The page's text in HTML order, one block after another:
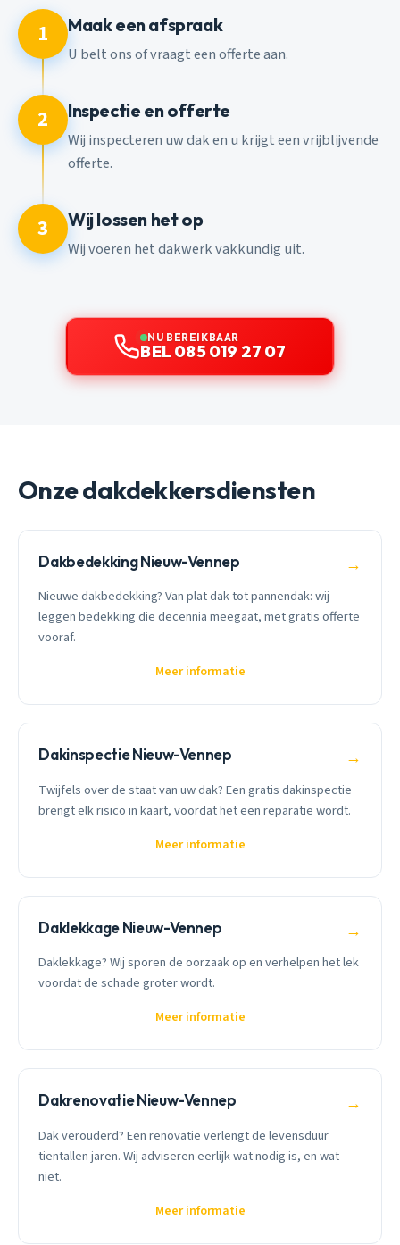
1 Maak een afspraak
U belt ons of vraagt een offerte aan.
2 Inspectie en offerte
Wij inspecteren uw dak en u krijgt een vrijblijvende
offerte.
3 Wij lossen het op
Wij voeren het dakwerk vakkundig uit.
NU BEREIKBAAR
BEL 085 019 27 07
Onze dakdekkersdiensten
Dakbedekking Nieuw-Vennep →
Nieuwe dakbedekking? Van plat dak tot pannendak: wij
leggen bedekking die decennia meegaat, met gratis offerte
vooraf.
Meer informatie
Dakinspectie Nieuw-Vennep →
Twijfels over de staat van uw dak? Een gratis dakinspectie
brengt elk risico in kaart, voordat het een reparatie wordt.
Meer informatie
Daklekkage Nieuw-Vennep →
Daklekkage? Wij sporen de oorzaak op en verhelpen het lek
voordat de schade groter wordt.
Meer informatie
Dakrenovatie Nieuw-Vennep →
Dak verouderd? Een renovatie verlengt de levensduur
tientallen jaren. Wij adviseren eerlijk wat nodig is, en wat
niet.
Meer informatie